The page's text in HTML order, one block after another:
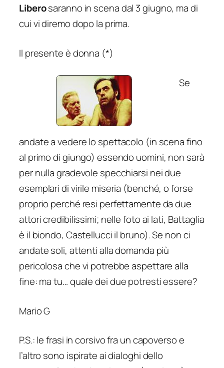
Liberosaranno in scena dal 3 giugno, ma di
cui vi diremo dopo la prima.
Il presente è donna (*)
Se
andate a vedere lo spettacolo (in scena fino
al primo di giungo) essendo uomini, non sarà
per nulla gradevole specchiarsi nei due
esemplari di virile miseria (benché, o forse
proprio perché resi perfettamente da due
attori credibilissimi; nelle foto ai lati, Battaglia
è il biondo, Castellucci il bruno). Se non ci
andate soli, attenti alla domanda più
pericolosa che vi potrebbe aspettare alla
fine:ma tu… quale dei due potresti essere?
Mario G
P.S.: le frasi in corsivo fra un capoverso e
l’altro sono ispirate ai dialoghi dello